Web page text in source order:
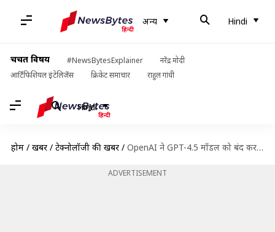
अन्य Hindi
चर्चित विषय #NewsBytesExplainer
नरेंद्र मोदी
आर्टिफिशियल इंटेलिजेंस
क्रिकेट समाचार राहुल गांधी
Hindi
होम / खबरें / टेक्नोलॉजी की खबरें / OpenAI ने GPT-4.5 मॉडल को बंद करने का लिया फैसला, लॉन्च किया GPT-4.1
ADVERTISEMENT